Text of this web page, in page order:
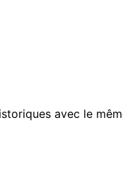
avec le